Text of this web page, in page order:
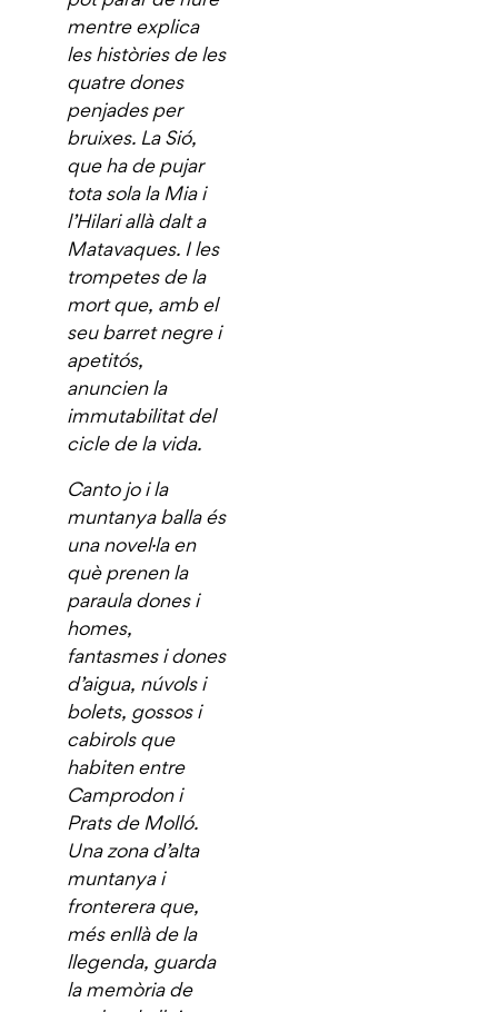
mentre explica
les històries de les
quatre dones
penjades per
bruixes. La Sió,
que ha de pujar
tota sola la Mia i
l’Hilari allà dalt a
Matavaques. I les
trompetes de la
mort que, amb el
seu barret negre i
apetitós,
anuncien la
immutabilitat del
cicle de la vida.
Canto jo i la
muntanya balla és
una novel·la en
què prenen la
paraula dones i
homes,
fantasmes i dones
d’aigua, núvols i
bolets, gossos i
cabirols que
habiten entre
Camprodon i
Prats de Molló.
Una zona d’alta
muntanya i
fronterera que,
més enllà de la
llegenda, guarda
la memòria de